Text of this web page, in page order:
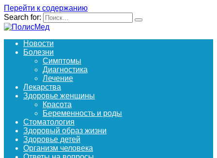
Перейти к содержанию
Search for:
Новости
Болезни
Симптомы
Диагностика
Лечение
Лекарства
Здоровье женщины
Красота
Беременность и роды
Стоматология
Здоровый образ жизни
Здоровье детей
Организм человека